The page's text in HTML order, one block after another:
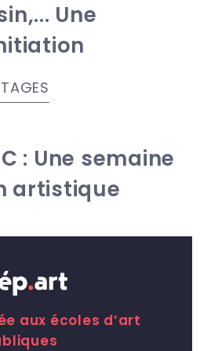
Une
: Une semaine
artistique
aux écoles d’art